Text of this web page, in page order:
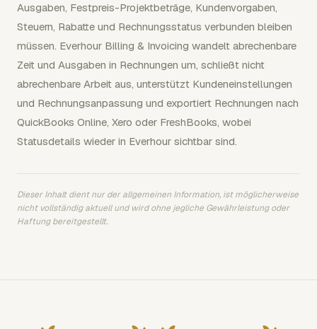
Ausgaben, Festpreis-Projektbeträge, Kundenvorgaben,
Steuern, Rabatte und Rechnungsstatus verbunden bleiben
müssen. Everhour Billing & Invoicing wandelt abrechenbare
Zeit und Ausgaben in Rechnungen um, schließt nicht
abrechenbare Arbeit aus, unterstützt Kundeneinstellungen
und Rechnungsanpassung und exportiert Rechnungen nach
QuickBooks Online, Xero oder FreshBooks, wobei
Statusdetails wieder in Everhour sichtbar sind.
Dieser Inhalt dient nur der allgemeinen Information, ist möglicherweise
nicht vollständig aktuell und wird ohne jegliche Gewährleistung oder
Haftung bereitgestellt.